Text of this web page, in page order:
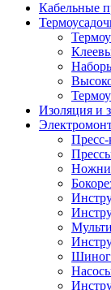
Кабельные
Изоляция и